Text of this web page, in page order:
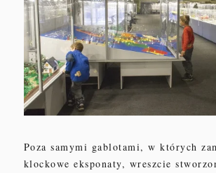
Poza samymi gablotami, w których
klockowe eksponaty, wreszcie